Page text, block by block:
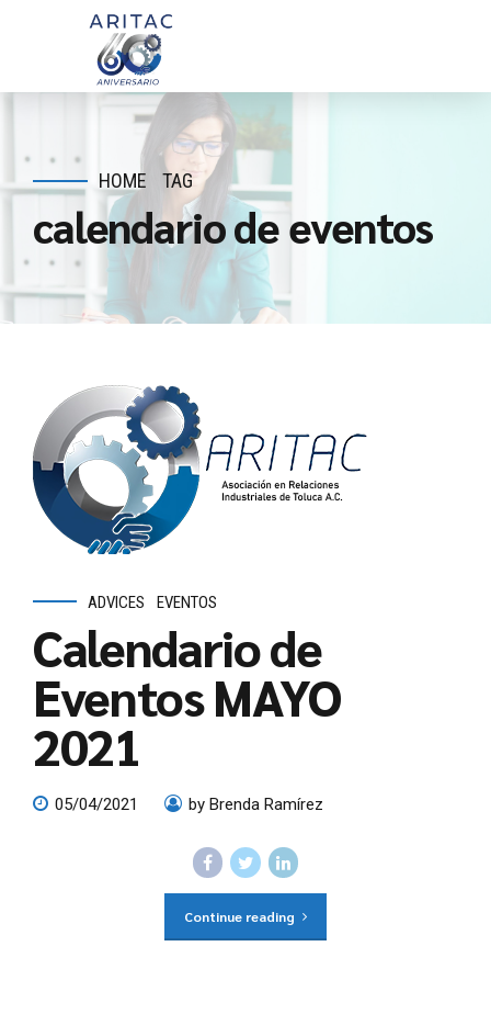
HOME TAG
calendario de eventos
ADVICES EVENTOS
Calendario de
Eventos MAYO
2021
05/04/2021 by Brenda Ramírez
Continue reading